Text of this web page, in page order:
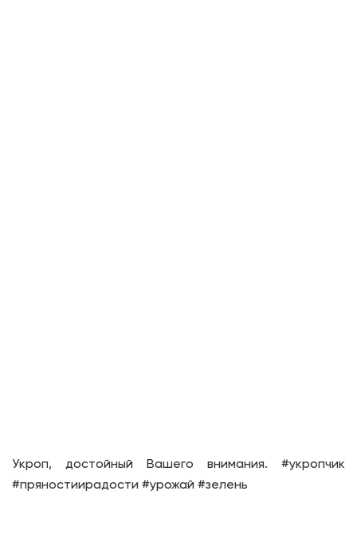
Укроп, достойный Вашего внимания. #укропчик
#пряностиирадости #урожай #зелень